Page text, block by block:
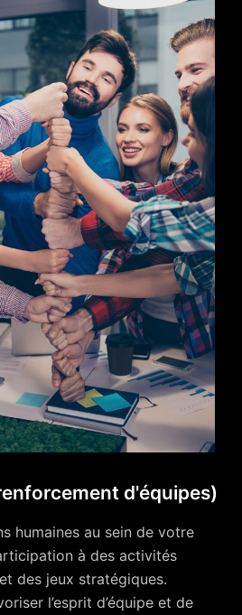
d'équipes)
humaines au sein de votre
à des activités
des jeux stratégiques.
l’esprit d’équipe et de